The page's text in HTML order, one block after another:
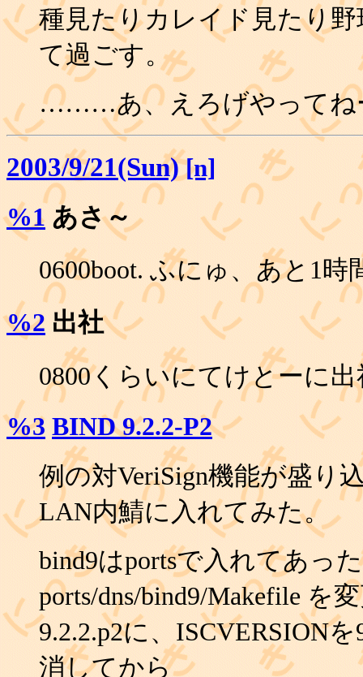
種見たりカレイド見たり
て過ごす。
………あ、えろげやってね
2003/9/21(Sun) [n]
%1 あさ～
0600boot. ふにゅ、あと1
%2 出社
0800くらいにてけとーに
%3 BIND 9.2.2-P2
例の対VeriSign機能が盛り
LAN内鯖に入れてみた。
bind9はportsで入れてあっ
ports/dns/bind9/Makefile を
9.2.2.p2に、ISCVERSION
消してから